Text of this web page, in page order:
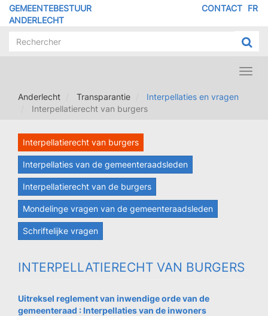
Overslaan
GEMEENTEBESTUUR
ANDERLECHT
FR
CONTACT
Anderlecht
Transparantie
Interpellaties en vragen
Interpellatierecht van burgers
Interpellatierecht van burgers
Interpellaties van de gemeenteraadsleden
Interpellatierecht van de burgers
Mondelinge vragen van de gemeenteraadsleden
Schriftelijke vragen
INTERPELLATIERECHT VAN BURGERS
Uitreksel reglement van inwendige orde van de
gemeenteraad : Interpellaties van de inwoners